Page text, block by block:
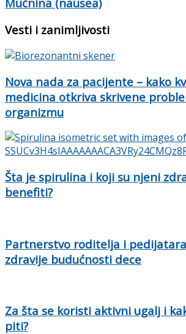
Vesti i zanimljivosti
Nova nada za pacijente – kako
medicina otkriva skrivene
organizmu
Šta je spirulina i koji su njeni
benefiti?
Partnerstvo roditelja i
zdravije budućnosti dece
Za šta se koristi aktivni ugalj i
piti?